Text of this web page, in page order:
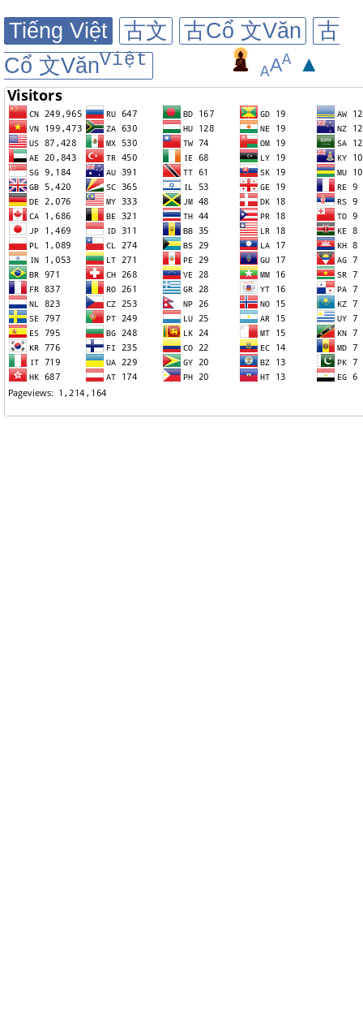
Tiếng Việt 古文 古Cổ 文Văn
古
Cổ 文VănViệt
AAA ▲